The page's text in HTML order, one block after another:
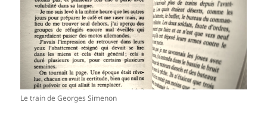
Le train de Georges Simenon